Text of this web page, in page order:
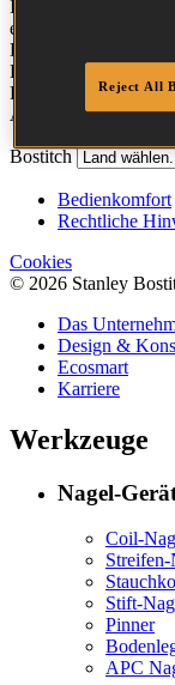
Im Folgenden finden
empfohlen werden.
Details einschließlich
Befestigungsmittel zu
Boxen markieren
Anwendung am
Bostitch
Bedienkomfort
Rechtliche
Cookies
© 2026 Stanley
Das
Design &
Ecosmart
Karriere
Werkzeuge
Nagel-
Coil-
Stift-
Pinner
APC
Reject All